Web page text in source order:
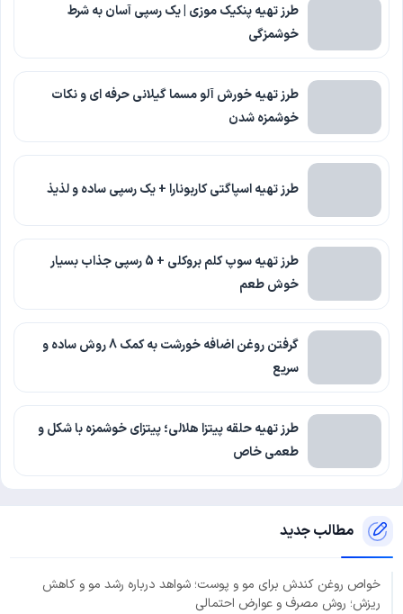
طرز تهیه پنکیک موزی | یک رسپی آسان به شرط
خوشمزگی
طرز تهیه خورش آلو مسما گیلانی حرفه ای و نکات
خوشمزه شدن
طرز تهیه اسپاگتی کاربونارا + یک رسپی ساده و لذیذ
طرز تهیه سوپ کلم بروکلی + 5 رسپی جذاب بسیار
خوش طعم
گرفتن روغن اضافه خورشت به کمک 8 روش ساده و
سریع
طرز تهیه حلقه پیتزا هلالی؛ پیتزای خوشمزه با شکل و
طعمی خاص
مطالب جدید
خواص روغن کندش برای مو و پوست؛ شواهد درباره رشد مو و کاهش
ریزش؛ روش مصرف و عوارض احتمالی